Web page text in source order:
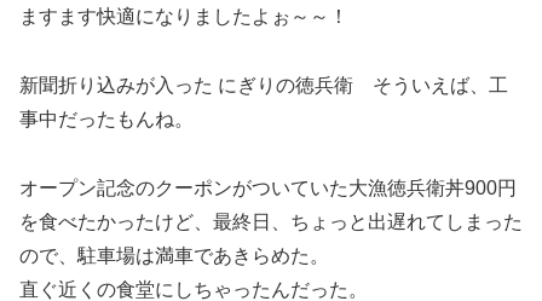
ますます快適になりましたよぉ～～！
新聞折り込みが入った にぎりの徳兵衛 そういえば、工
事中だったもんね。
オープン記念のクーポンがついていた大漁徳兵衛丼900円
を食べたかったけど、最終日、ちょっと出遅れてしまった
ので、駐車場は満車であきらめた。
直ぐ近くの食堂にしちゃったんだった。